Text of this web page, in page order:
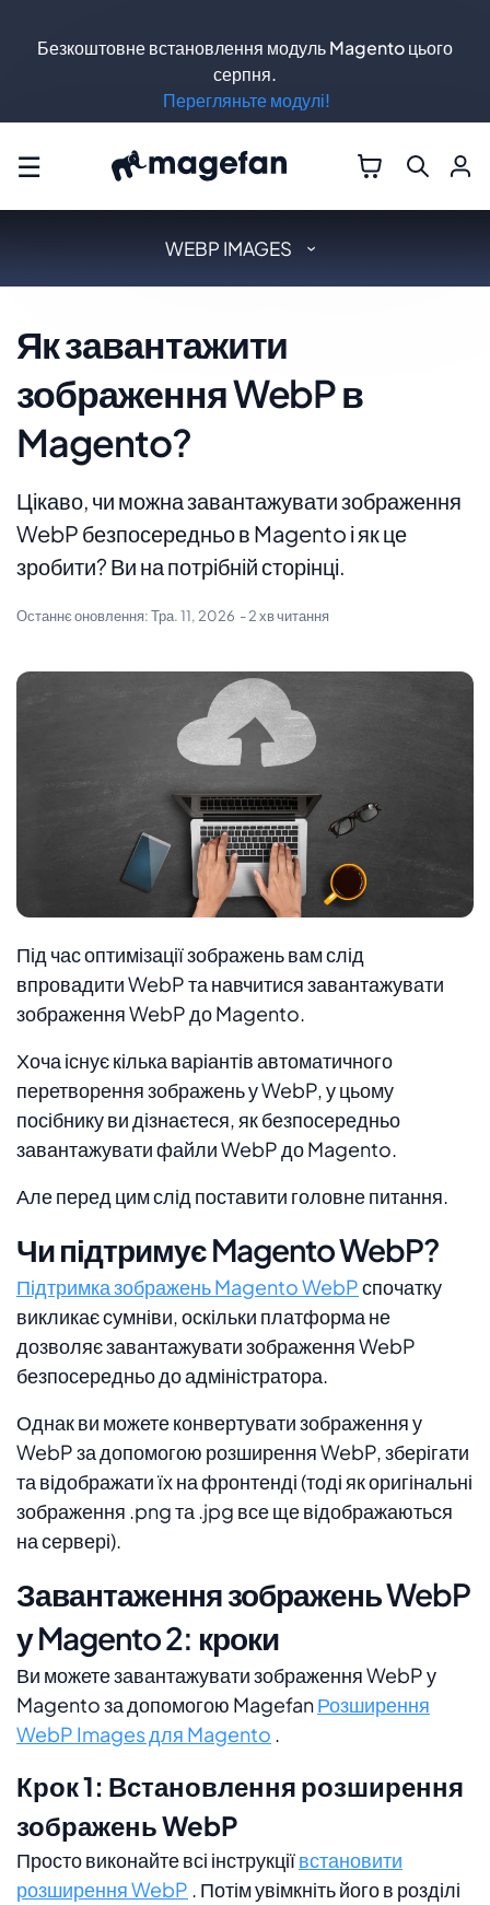
☰
WEBP IMAGES
Як завантажити
зображення WebP в
Magento?
Цікаво, чи можна завантажувати зображення
WebP безпосередньо в Magento і як це
зробити? Ви на потрібній сторінці.
Останнє оновлення:Тра. 11, 2026 - 2 хв читання
Під час оптимізації зображень вам слід
впровадити WebP та навчитися завантажувати
зображення WebP до Magento.
Хоча існує кілька варіантів автоматичного
перетворення зображень у WebP, у цьому
посібнику ви дізнаєтеся, як безпосередньо
завантажувати файли WebP до Magento.
Але перед цим слід поставити головне питання.
Чи підтримує Magento WebP?
Підтримка зображень Magento WebPспочатку
викликає сумніви, оскільки платформа не
дозволяє завантажувати зображення WebP
безпосередньо до адміністратора.
Однак ви можете конвертувати зображення у
WebP за допомогою розширення WebP, зберігати
та відображати їх на фронтенді (тоді як оригінальні
зображення .png та .jpg все ще відображаються
на сервері).
Завантаження зображень WebP
у Magento 2: кроки
Ви можете завантажувати зображення WebP у
Magento за допомогою MagefanРозширення
WebP Images для Magento .
Крок 1: Встановлення розширення
зображень WebP
Просто виконайте всі інструкціївстановити
розширення WebP . Потім увімкніть його в розділі
Безкоштовне встановлення модуль Magento цього
серпня.
Перегляньте модулі!